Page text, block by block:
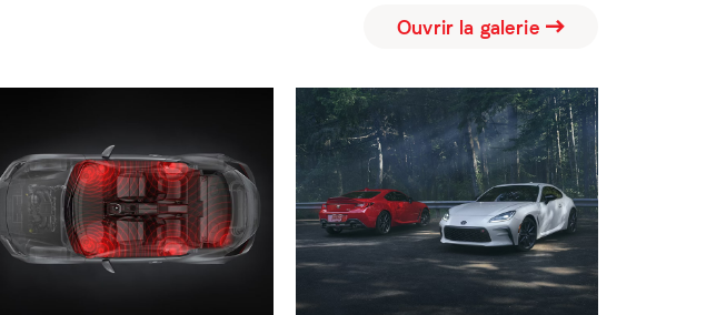
Ouvrir la galerie